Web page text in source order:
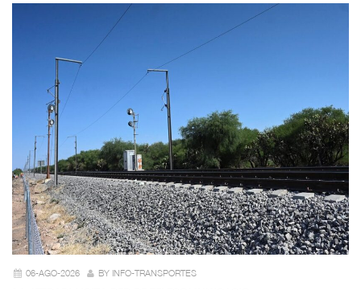
06-AGO-2026 BY INFO-TRANSPORTES